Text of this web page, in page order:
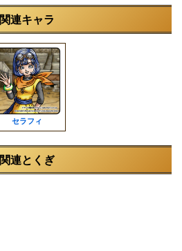
関連キャラ
セラフィ
関連とくぎ